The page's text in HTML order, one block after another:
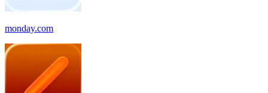
monday.com